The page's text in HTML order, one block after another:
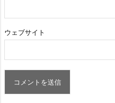
ウェブサイト